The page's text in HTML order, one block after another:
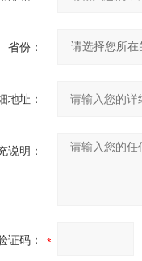
省份：
地址：
说明：
证码：